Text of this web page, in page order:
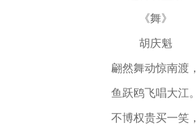
《舞》
胡庆魁
翩然舞动惊南渡，
鱼跃鸥飞唱大江。
不博权贵买一笑，